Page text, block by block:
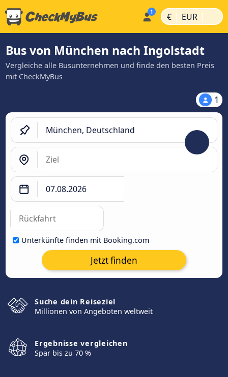
€ | EUR |
Bus von München nach Ingolstadt
Vergleiche alle Busunternehmen und finde den besten Preis
mit CheckMyBus
1
Unterkünfte finden mit Booking.com
Jetzt finden
Suche dein Reiseziel
Millionen von Angeboten weltweit
Ergebnisse vergleichen
Spar bis zu 70 %